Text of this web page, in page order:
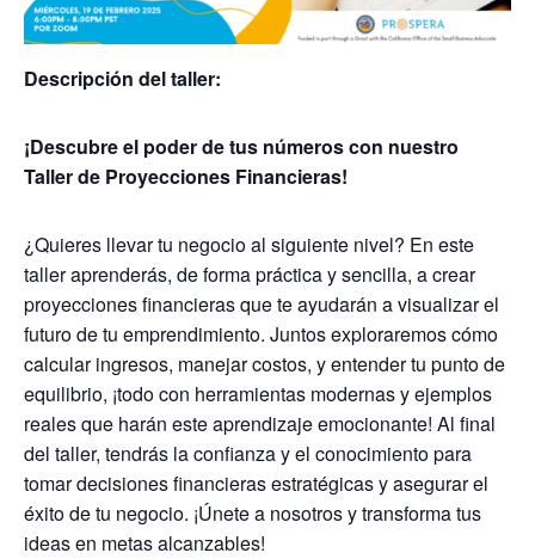
Descripción del taller:
¡Descubre el poder de tus números con nuestro
Taller de Proyecciones Financieras!
¿Quieres llevar tu negocio al siguiente nivel? En este
taller aprenderás, de forma práctica y sencilla, a crear
proyecciones financieras que te ayudarán a visualizar el
futuro de tu emprendimiento. Juntos exploraremos cómo
calcular ingresos, manejar costos, y entender tu punto de
equilibrio, ¡todo con herramientas modernas y ejemplos
reales que harán este aprendizaje emocionante! Al final
del taller, tendrás la confianza y el conocimiento para
tomar decisiones financieras estratégicas y asegurar el
éxito de tu negocio. ¡Únete a nosotros y transforma tus
ideas en metas alcanzables!